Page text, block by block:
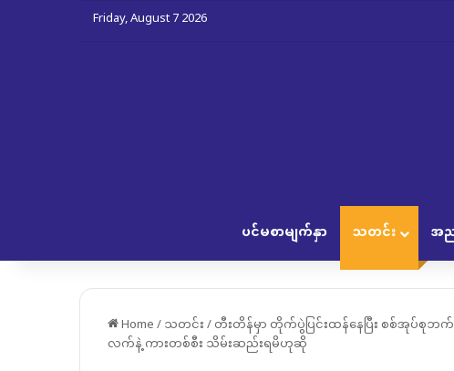
Friday, August 7 2026
ပင်မစာမျက်နှာ သတင်း အ
Home/သတင်း/တီးတိန်မှာ တိုက်ပွဲပြင်းထန်နေပြီး စစ်အုပ်စု
လက်နဲ့ ကားတစ်စီး သိမ်းဆည်းရမိဟုဆို